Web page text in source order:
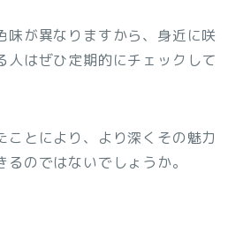
味が異なりますから、身近に咲
人はぜひ定期的にチェックして
ことにより、より深くその魅力
のではないでしょうか。